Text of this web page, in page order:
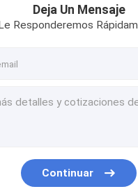
tractor
transmisiones de camiones
Deja Un Mensaje
Responderemos
Continuar